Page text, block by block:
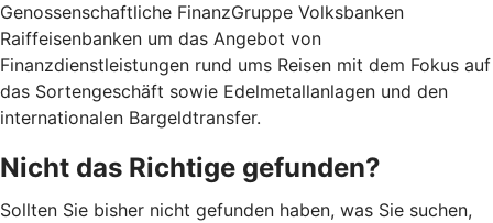
Genossenschaftliche FinanzGruppe Volksbanken
Raiffeisenbanken um das Angebot von
Finanzdienstleistungen rund ums Reisen mit dem Fokus auf
das Sortengeschäft sowie Edelmetallanlagen und den
internationalen Bargeldtransfer.
Nicht das Richtige gefunden?
Sollten Sie bisher nicht gefunden haben, was Sie suchen,